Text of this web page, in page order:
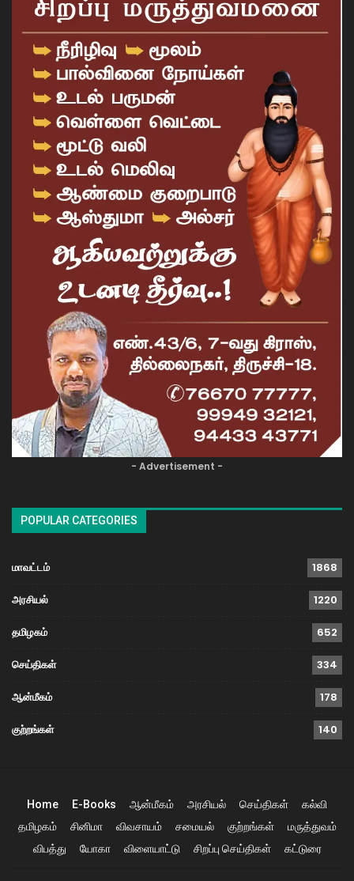
- Advertisement -
POPULAR CATEGORIES
மாவட்டம் 1868
அரசியல் 1220
தமிழகம் 652
செய்திகள் 334
ஆன்மீகம் 178
குற்றங்கள் 140
Home E-Books ஆன்மீகம் அரசியல் செய்திகள்
கல்வி
தமிழகம்
சினிமா விவசாயம் சமையல் குற்றங்கள்
மருத்துவம்
விபத்து
யோகா விளையாட்டு சிறப்பு செய்திகள் கட்டுரை